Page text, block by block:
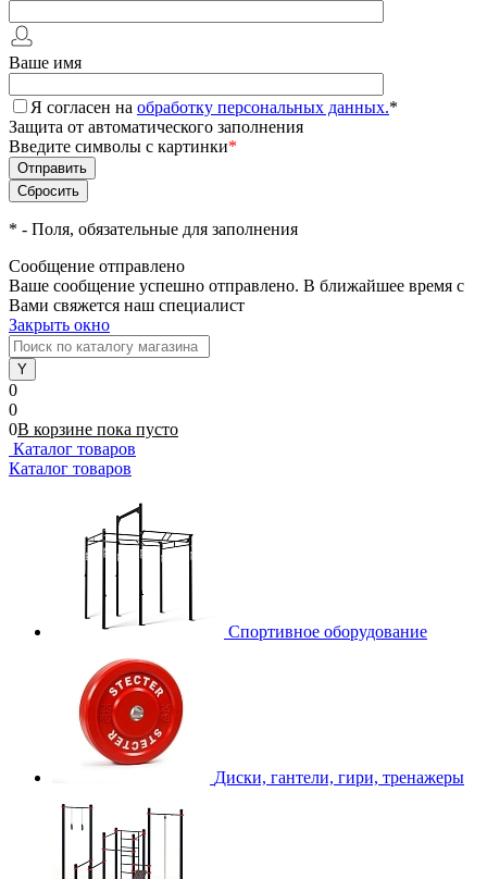
Ваше имя
Я согласен на обработку персональных данных.*
Защита от автоматического заполнения
Введите символы с картинки*
* - Поля, обязательные для заполнения
Сообщение отправлено
Ваше сообщение успешно отправлено. В ближайшее время с
Вами свяжется наш специалист
Закрыть окно
0
0
0В корзине пока пусто
Каталог товаров
Каталог товаров
Спортивное оборудование
Диски, гантели, гири, тренажеры